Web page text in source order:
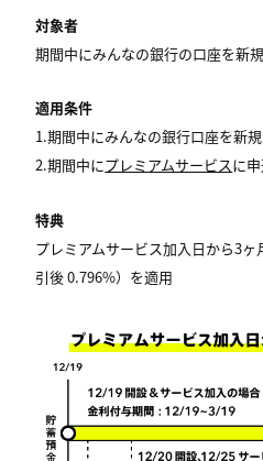
対象者
期間中にみんなの銀行の口座を新
適用条件
1.期間中にみんなの銀行口座を新
2.期間中にプレミアムサービスに
特典
プレミアムサービス加入日から3
引後 0.796%）を適用